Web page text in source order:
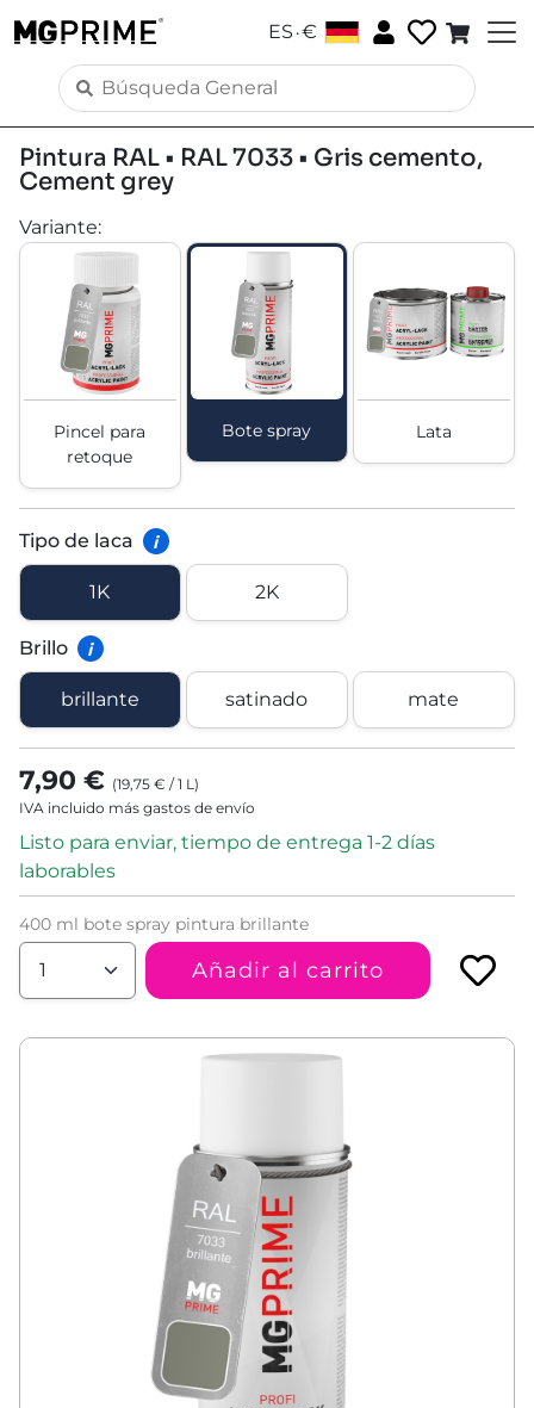
ES .€
Pintura RAL • RAL 7033 • Gris cemento,
Cement grey
Variante:
Pincel para
retoque
Bote spray Lata
Tipo de laca i
1K 2K
Brillo i
brillante satinado mate
7,90 € (19,75 € /1 L )
IVA incluido más gastos de envío
Listo para enviar, tiempo de entrega 1-2 días
laborables
400 ml bote spray pintura brillante
Añadir al carrito